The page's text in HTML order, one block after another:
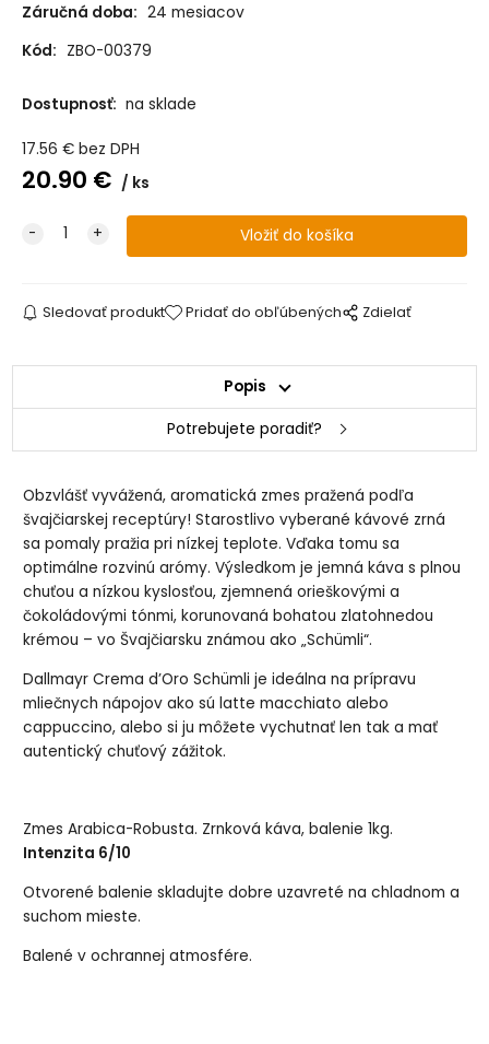
Záručná doba: 24 mesiacov
Kód: ZBO-00379
Dostupnosť: na sklade
17.56 € bez DPH
20.90 € ks
Sledovať produkt Pridať do obľúbených Zdielať
Popis
Potrebujete poradiť?
Obzvlášť vyvážená, aromatická zmes pražená podľa
švajčiarskej receptúry! Starostlivo vyberané kávové zrná
sa pomaly pražia pri nízkej teplote. Vďaka tomu sa
optimálne rozvinú arómy. Výsledkom je jemná káva s plnou
chuťou a nízkou kyslosťou, zjemnená orieškovými a
čokoládovými tónmi, korunovaná bohatou zlatohnedou
krémou – vo Švajčiarsku známou ako „Schümli“.
Dallmayr Crema d’Oro Schümli je ideálna na prípravu
mliečnych nápojov ako sú latte macchiato alebo
cappuccino, alebo si ju môžete vychutnať len tak a mať
autentický chuťový zážitok.
Zmes Arabica-Robusta. Zrnková káva, balenie 1kg.
Intenzita 6/10
Otvorené balenie skladujte dobre uzavreté na chladnom a
suchom mieste.
Balené v ochrannej atmosfére.